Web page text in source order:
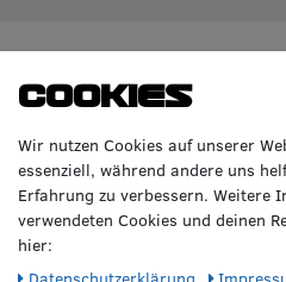
GERNE!
Heinrich-Hasemeier-Straße 36
49076 Osnabrück
Telefon: 0541 / 800 085 06
WhatsApp: 0541 / 800 085 06
Fax: 0541 / 40 99 084
Cookies
Wir nutzen Cookies auf unserer
essenziell, während andere uns
Erfahrung zu verbessern. Weitere
verwendeten Cookies und deinen
hier: